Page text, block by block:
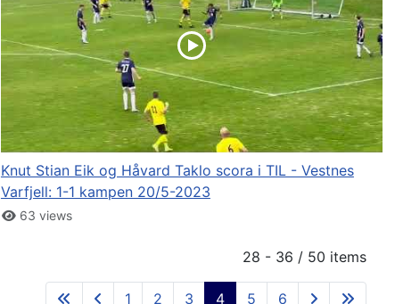
Knut Stian Eik og Håvard Taklo scora i TIL - Vestnes
Varfjell: 1-1 kampen 20/5-2023
63 views
28 - 36 / 50 items
1 2 3 4 5 6